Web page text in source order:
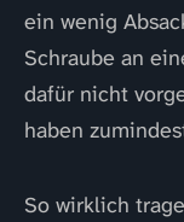
ein wenig
Schraube an
dafür nicht
haben
So wirklich